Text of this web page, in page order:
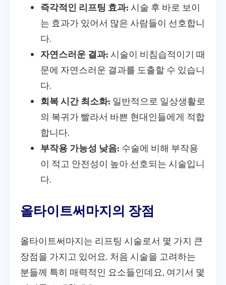
즉각적인 리프팅 효과: 시술 후 바로 보이
는 효과가 있어서 많은 사람들이 선호합니
다.
자연스러운 결과: 시술이 비침습적이기 때
문에 자연스러운 결과를 도출할 수 있습니
다.
회복 시간 최소화: 일반적으로 일상생활로
의 복귀가 빨라서 바쁜 현대인들에게 적합
합니다.
부작용 가능성 낮음: 수술에 비해 부작용
이 적고 안전성이 높아 선호되는 시술입니
다.
올타이트써마지의 장점
올타이트써마지는 리프팅 시술로서 몇 가지 큰
장점을 가지고 있어요. 처음 시술을 고려하는
분들께 특히 매력적인 요소들인데요, 여기서 몇